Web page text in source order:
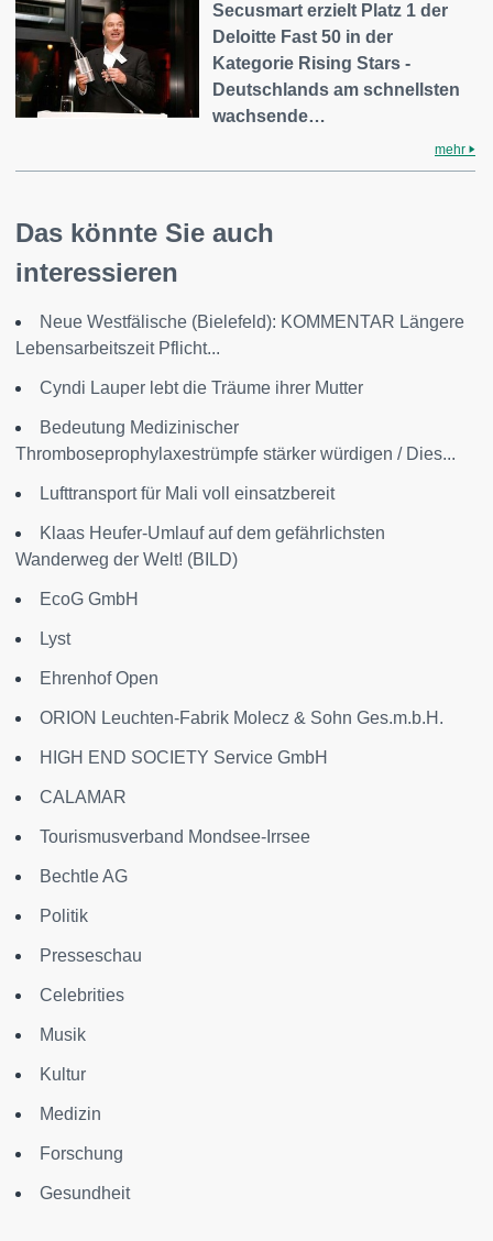
Secusmart erzielt Platz 1 der
Deloitte Fast 50 in der
Kategorie Rising Stars -
Deutschlands am schnellsten
wachsende…
mehr
Das könnte Sie auch
interessieren
Neue Westfälische (Bielefeld): KOMMENTAR Längere
Lebensarbeitszeit Pflicht...
Cyndi Lauper lebt die Träume ihrer Mutter
Bedeutung Medizinischer
Thromboseprophylaxestrümpfe stärker würdigen / Dies...
Lufttransport für Mali voll einsatzbereit
Klaas Heufer-Umlauf auf dem gefährlichsten
Wanderweg der Welt! (BILD)
EcoG GmbH
Lyst
Ehrenhof Open
ORION Leuchten-Fabrik Molecz & Sohn Ges.m.b.H.
HIGH END SOCIETY Service GmbH
CALAMAR
Tourismusverband Mondsee-Irrsee
Bechtle AG
Politik
Presseschau
Celebrities
Musik
Kultur
Medizin
Forschung
Gesundheit